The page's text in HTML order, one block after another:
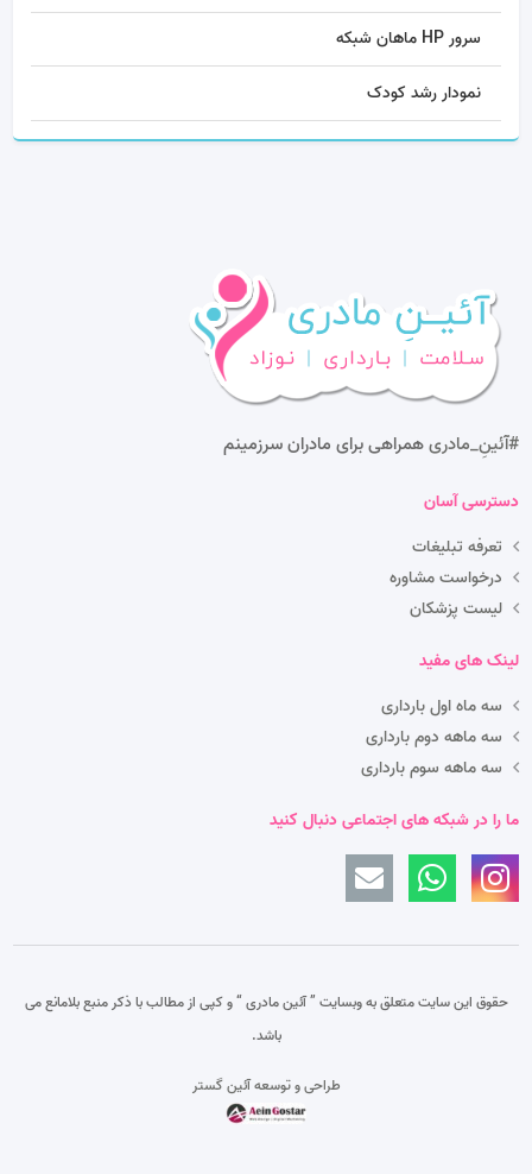
سرور HP ماهان شبکه
نمودار رشد کودک
#آئینِ_مادریهمراهی برای مادران سرزمینم
دسترسی آسان
تعرفه تبلیغات
درخواست مشاوره
لیست پزشکان
لینک های مفید
سه ماه اول بارداری
سه ماهه دوم بارداری
سه ماهه سوم بارداری
ما را در شبکه های اجتماعی دنبال کنید
حقوق این سایت متعلق به وبسایت ” آئین مادری “و کپی از مطالب با ذکر منبع بلامانع می
باشد.
طراحی و توسعه آئین گستر